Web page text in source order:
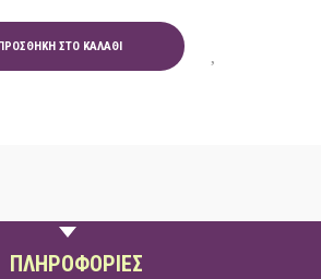
ΣΤΟ ΚΑΛΆΘΙ
ΠΛΗΡΟΦΟΡΙΕΣ